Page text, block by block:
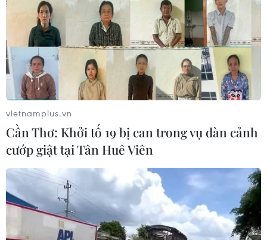
02/01/2020 14:27
Nếu 5 lực lượng Công an, Tổng cục Hải quan, Tổng cục
QLTT, Bộ đội Biên phòng, Cảnh sát biển trong sạch,
trách nhiệm cao cùng với sự chỉ đạo tốt của địa phương
thì buôn lậu, gian lận thương mại sẽ giảm
vietnamplus.vn
Cần Thơ: Khởi tố 19 bị can trong vụ dàn cảnh
cướp giật tại Tân Huê Viên